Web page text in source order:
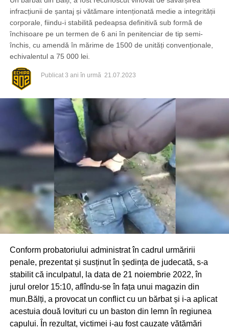
infracțiunii de șantaj și vătămare intenționată medie a integrității
corporale, fiindu-i stabilită pedeapsa definitivă sub formă de
închisoare pe un termen de 6 ani în penitenciar de tip semi-
închis, cu amendă în mărime de 1500 de unități convenționale,
echivalentul a 75 000 lei.
Publicat 3 ani în urmă 21.07.2023
Conform probatoriului administrat în cadrul urmăririi
penale, prezentat și susținut în ședința de judecată, s-a
stabilit că inculpatul, la data de 21 noiembrie 2022, în
jurul orelor 15:10, aflîndu-se în fața unui magazin din
mun.Bălți, a provocat un conflict cu un bărbat și i-a aplicat
acestuia două lovituri cu un baston din lemn în regiunea
capului. În rezultat, victimei i-au fost cauzate vătămări